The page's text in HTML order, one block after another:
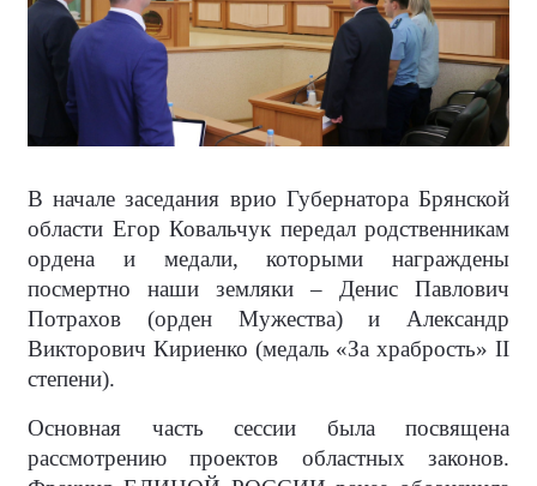
В начале заседания врио Губернатора Брянской
области Егор Ковальчук передал родственникам
ордена и медали, которыми награждены
посмертно наши земляки – Денис Павлович
Потрахов (орден Мужества) и Александр
Викторович Кириенко (медаль «За храбрость» II
степени).
Основная часть сессии была посвящена
рассмотрению проектов областных законов.